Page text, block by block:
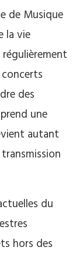
de Musique
la vie
régulièrement
des
une
autant
du
hors des